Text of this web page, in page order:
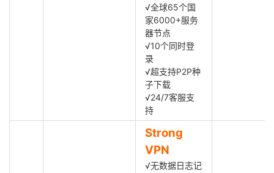
√全球65个国
家6000+服务
器节点
√10个同时登
录
√超支持P2P种
子下载
√24/7客服支
持
Strong
VPN
√无数据日志记